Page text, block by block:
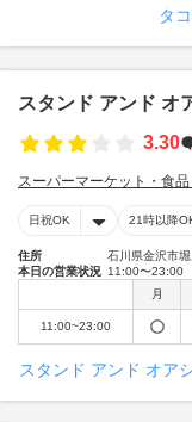
タ
スタンド アンド オ
3.30
スーパーマーケット・食
日祝OK 21時以降
住所
石川県金沢市堀
本日の営業状況 11:00〜23:00
月
11:00~23:00
スタンド アンド オア